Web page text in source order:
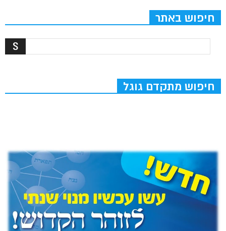
חיפוש באתר
חיפוש מתקדם גוגל